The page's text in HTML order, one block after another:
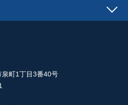
町1丁目3番40号